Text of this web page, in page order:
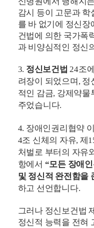
감시 등이 고문과
를 바 없기에 정신
건법에 의한 국가폭
과 비양심적인 정신
3. 정신보건법 24조
려장이 되었으며,
적인 감금, 강제약물
주었습니다.
4. 장애인권리협약
4조 신체의 자유, 제
처벌로 부터의 자유
항에서 “모든 장애
및 정신적 완전함을
하고 선언합니다.
그러나 정신보건법
정신적 능력을 전혀